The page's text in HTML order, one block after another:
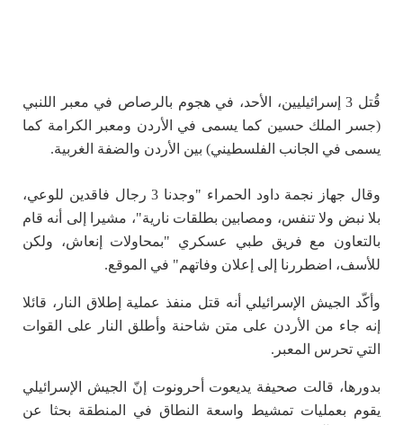
قُتل 3 إسرائيليين، الأحد، في هجوم بالرصاص في معبر اللنبي
(جسر الملك حسين كما يسمى في الأردن ومعبر الكرامة كما
يسمى في الجانب الفلسطيني) بين الأردن والضفة الغربية.
وقال جهاز نجمة داود الحمراء "وجدنا 3 رجال فاقدين للوعي،
بلا نبض ولا تنفس، ومصابين بطلقات نارية"، مشيرا إلى أنه قام
بالتعاون مع فريق طبي عسكري "بمحاولات إنعاش، ولكن
للأسف، اضطررنا إلى إعلان وفاتهم" في الموقع.
وأكّد الجيش الإسرائيلي أنه قتل منفذ عملية إطلاق النار، قائلا
إنه جاء من الأردن على متن شاحنة وأطلق النار على القوات
التي تحرس المعبر.
بدورها، قالت صحيفة يديعوت أحرونوت إنّ الجيش الإسرائيلي
يقوم بعمليات تمشيط واسعة النطاق في المنطقة بحثا عن